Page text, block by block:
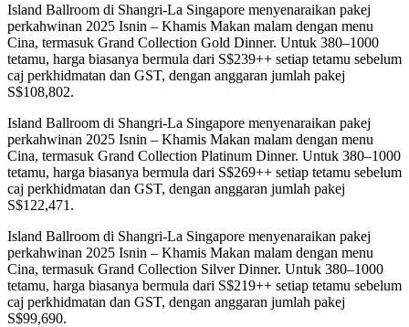
Island Ballroom di Shangri-La Singapore menyenaraikan pakej
perkahwinan 2025 Isnin – Khamis Makan malam dengan menu
Cina, termasuk Grand Collection Gold Dinner. Untuk 380–1000
tetamu, harga biasanya bermula dari S$239++ setiap tetamu sebelum
caj perkhidmatan dan GST, dengan anggaran jumlah pakej
S$108,802.
Island Ballroom di Shangri-La Singapore menyenaraikan pakej
perkahwinan 2025 Isnin – Khamis Makan malam dengan menu
Cina, termasuk Grand Collection Platinum Dinner. Untuk 380–1000
tetamu, harga biasanya bermula dari S$269++ setiap tetamu sebelum
caj perkhidmatan dan GST, dengan anggaran jumlah pakej
S$122,471.
Island Ballroom di Shangri-La Singapore menyenaraikan pakej
perkahwinan 2025 Isnin – Khamis Makan malam dengan menu
Cina, termasuk Grand Collection Silver Dinner. Untuk 380–1000
tetamu, harga biasanya bermula dari S$219++ setiap tetamu sebelum
caj perkhidmatan dan GST, dengan anggaran jumlah pakej
S$99,690.